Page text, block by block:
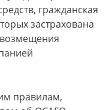
гражданская
застрахована
правилам,